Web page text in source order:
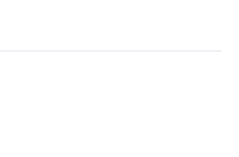
e como isso afeta seus